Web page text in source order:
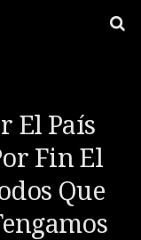
El País
Fin El
Que